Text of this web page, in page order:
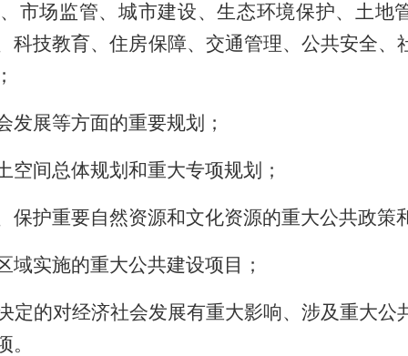
、市场监管、城市建设、生态环境保护、土地
科技教育、住房保障、交通管理、公共安全、
发展等方面的重要规划；
空间总体规划和重大专项规划；
保护重要自然资源和文化资源的重大公共政策
域实施的重大公共建设项目；
定的对经济社会发展有重大影响、涉及重大公